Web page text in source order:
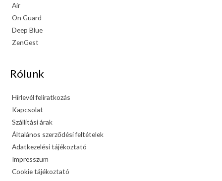
Air
On Guard
Deep Blue
ZenGest
Rólunk
Hírlevél feliratkozás
Kapcsolat
Szállítási árak
Általános szerződési feltételek
Adatkezelési tájékoztató
Impresszum
Cookie tájékoztató